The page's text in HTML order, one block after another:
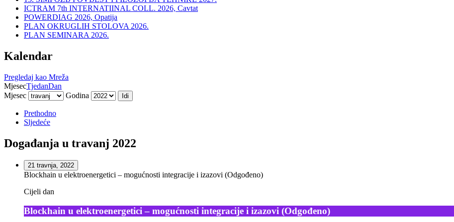
ICTRAM 7th INTERNATIINAL COLL. 2026, Cavtat
POWERDIAG 2026, Opatija
PLAN OKRUGLIH STOLOVA 2026.
PLAN SEMINARA 2026.
Kalendar
Pregledaj kao Mreža
MjesecTjedanDan
Mjesec
Godina
Prethodno
Sljedeće
Događanja u travanj 2022
21 travnja, 2022
Blockhain u elektroenergetici – mogućnosti integracije i izazovi (Odgođeno)
Cijeli dan
Blockhain u elektroenergetici – mogućnosti integracije i izazovi (Odgođeno)